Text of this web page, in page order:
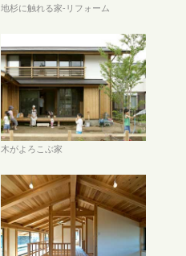
地杉に触れる家-リフォーム
木がよろこぶ家